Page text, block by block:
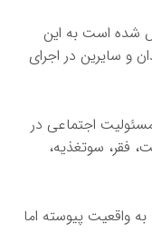
شده است به این
و سایرین در اجرای
شده که مسئولیت اجتماعی در
فقر، سوتغذیه،
واقعیت پیوسته اما